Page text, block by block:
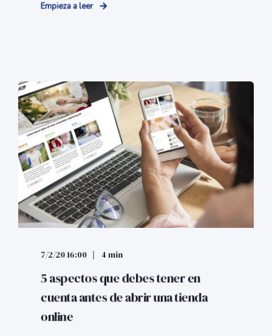
Empieza a leer
7/2/20 16:00 4 min
5 aspectos que debes tener en
cuenta antes de abrir una tienda
online